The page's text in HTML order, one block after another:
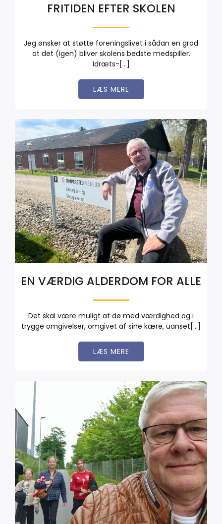
FRITIDEN EFTER SKOLEN
Jeg ønsker at støtte foreningslivet i sådan en grad
at det (igen) bliver skolens bedste medspiller.
Idræts-[…]
LÆS MERE
EN VÆRDIG ALDERDOM FOR ALLE
Det skal være muligt at dø med værdighed og i
trygge omgivelser, omgivet af sine kære, uanset[…]
LÆS MERE